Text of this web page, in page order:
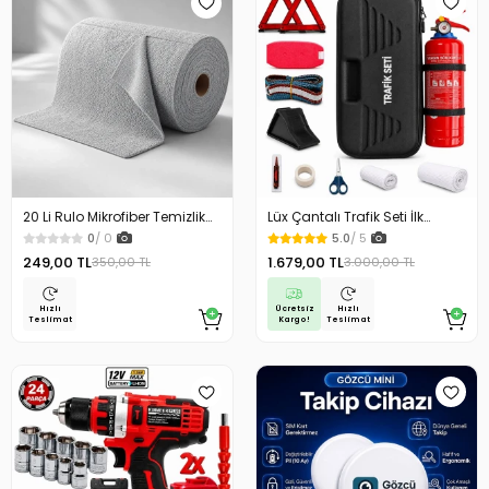
20 Li Rulo Mikrofiber Temizlik
Bezi 25x25 cm Çok Amaçlı
Kopart Kullan Kaliteli
0/ 0
249,00 TL350,00 TL
Hızlı
Teslimat
Lüx Çantalı Trafik Seti İlk
Yardım Seti 1 Kg Yangın
Söndürme Tüplü Tüvtürk
Uyumlu
5.0/ 5
1.679,00 TL3.000,00 TL
Ücretsiz
Kargo!
Hızlı
Teslimat